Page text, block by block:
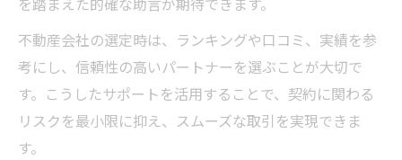
不動産会社の選定時は、ランキングや口コミ、実績を参
考にし、信頼性の高いパートナーを選ぶことが大切で
す。こうしたサポートを活用することで、契約に関わる
リスクを最小限に抑え、スムーズな取引を実現できま
す。